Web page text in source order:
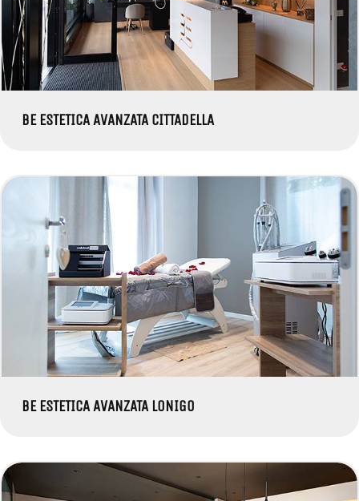
BE ESTETICA AVANZATA CITTADELLA
BE ESTETICA AVANZATA LONIGO